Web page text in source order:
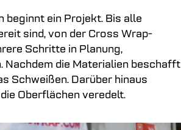
beginnt ein Projekt. Bis alle
sind, von der Cross Wrap-
Schritte in Planung,
die Materialien beschafft
Schweißen. Darüber hinaus
Oberflächen veredelt.